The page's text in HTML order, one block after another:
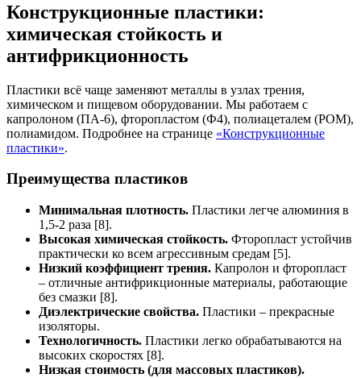
Конструкционные пластики:
химическая стойкость и
антифрикционность
Пластики всё чаще заменяют металлы в узлах трения,
химическом и пищевом оборудовании. Мы работаем с
капролоном (ПА-6), фторопластом (Ф4), полиацеталем (POM),
полиамидом. Подробнее на странице «Конструкционные
пластики».
Преимущества пластиков
Минимальная плотность. Пластики легче алюминия в
1,5-2 раза [8].
Высокая химическая стойкость. Фторопласт устойчив
практически ко всем агрессивным средам [5].
Низкий коэффициент трения. Капролон и фторопласт
– отличные антифрикционные материалы, работающие
без смазки [8].
Диэлектрические свойства. Пластики – прекрасные
изоляторы.
Технологичность. Пластики легко обрабатываются на
высоких скоростях [8].
Низкая стоимость (для массовых пластиков).